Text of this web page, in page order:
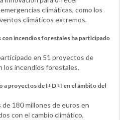
climáticas, como los
climáticos extremos.
incendios forestales ha participado
en 51 proyectos de
los incendios forestales.
a proyectos de I+D+I en el ámbito del
180 millones de euros en
con el cambio climático,